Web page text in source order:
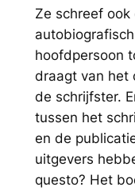
Ze schreef
hoofdpersoon
draagt van het
de schrijfster.
tussen het
en de
uitgevers
questo? Het